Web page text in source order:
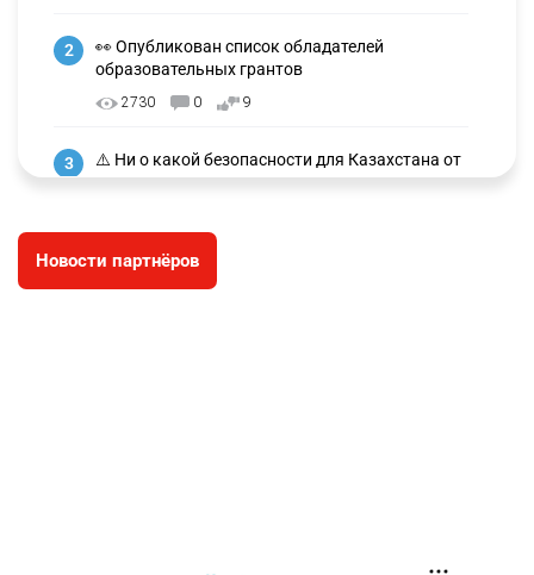
2
👀 Опубликован список обладателей
образовательных грантов
2730 0 9
3
⚠️ Ни о какой безопасности для Казахстана от
атак дронов говорить не приходится
🪱 "Мы думаем, что правим миром, но это не
так". Как дьявольские черви меняют наше
Новости партнёров